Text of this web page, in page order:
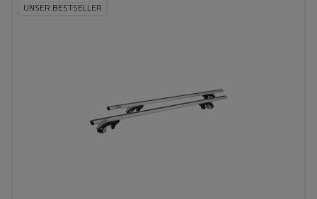
UNSER BESTSELLER